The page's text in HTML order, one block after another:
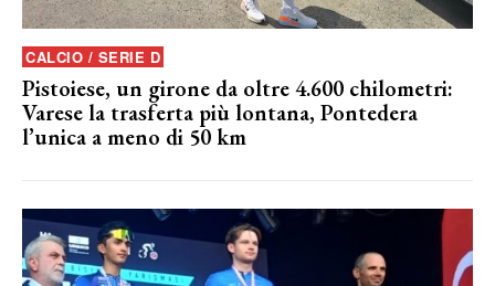
CALCIO / SERIE D
Pistoiese, un girone da oltre 4.600 chilometri:
Varese la trasferta più lontana, Pontedera
l’unica a meno di 50 km